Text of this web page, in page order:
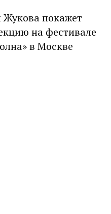
покажет
на фестивале
в Москве